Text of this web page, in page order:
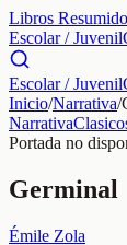
Libros
Escolar / Juvenil
Escolar / Juvenil
Inicio/Narrativa/
Narrativa
Portada no
Germinal
Émile Zola